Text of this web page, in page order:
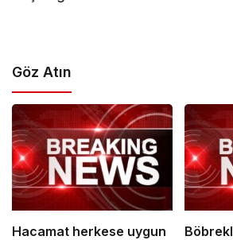
Göz Atın
Hacamat herkese uygun